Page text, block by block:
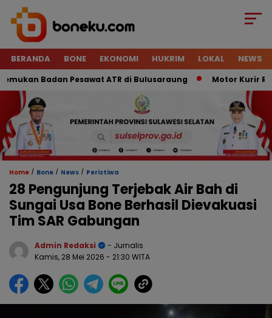
BERANDA BONE EKONOMI HUKRIM LOKAL NEWS
Badan Pesawat ATR di Bulusaraung Motor Kurir Raib
Home / Bone / News / Peristiwa
28 Pengunjung Terjebak Air Bah di
Sungai Usa Bone Berhasil Dievakuasi
Tim SAR Gabungan
Admin Redaksi
- Jurnalis
Kamis, 28 Mei 2026 - 21:30 WITA